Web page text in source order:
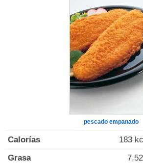
pescado empanado
Calorías 183
Grasa